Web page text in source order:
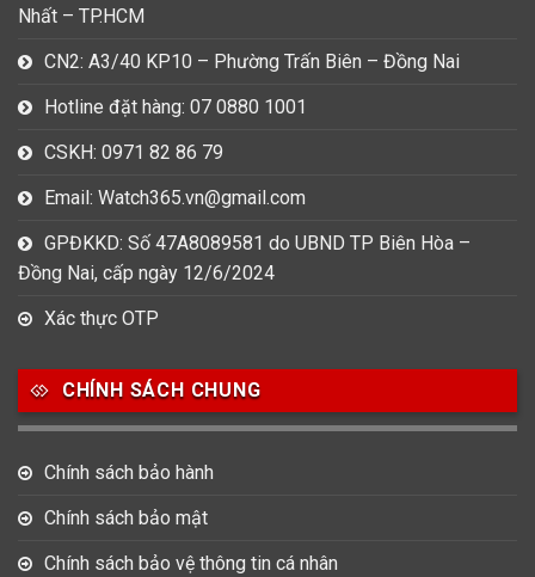
Nhất – TP.HCM
CN2: A3/40 KP10 – Phường Trấn Biên – Đồng Nai
Hotline đặt hàng: 07 0880 1001
CSKH: 0971 82 86 79
Email: Watch365.vn@gmail.com
GPĐKKD: Số 47A8089581 do UBND TP Biên Hòa –
Đồng Nai, cấp ngày 12/6/2024
Xác thực OTP
CHÍNH SÁCH CHUNG
Chính sách bảo hành
Chính sách bảo mật
Chính sách bảo vệ thông tin cá nhân